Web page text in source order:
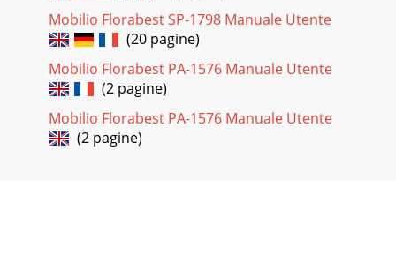
Mobilio Florabest SP-1798 Manuale Utente
(20 pagine)
Mobilio Florabest PA-1576 Manuale Utente
(2 pagine)
Mobilio Florabest PA-1576 Manuale Utente
(2 pagine)